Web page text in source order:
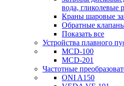
вода, гликолевые
Краны шаровые
Обратные
Показать все
Устройства плавного
MCD-100
MCD-201
Частотные
ONI A150